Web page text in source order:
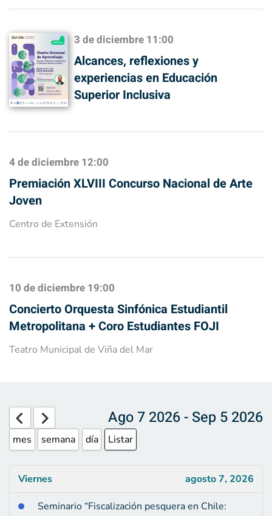
3 de diciembre 11:00
Alcances, reflexiones y
experiencias en Educación
Superior Inclusiva
4 de diciembre 12:00
Premiación XLVIII Concurso Nacional de Arte
Joven
Centro de Extensión
10 de diciembre 19:00
Concierto Orquesta Sinfónica Estudiantil
Metropolitana + Coro Estudiantes FOJI
Teatro Municipal de Viña del Mar
Ago 7 2026 - Sep 5 2026
mes semana día Listar
Viernes agosto 7, 2026
Seminario “Fiscalización pesquera en Chile: